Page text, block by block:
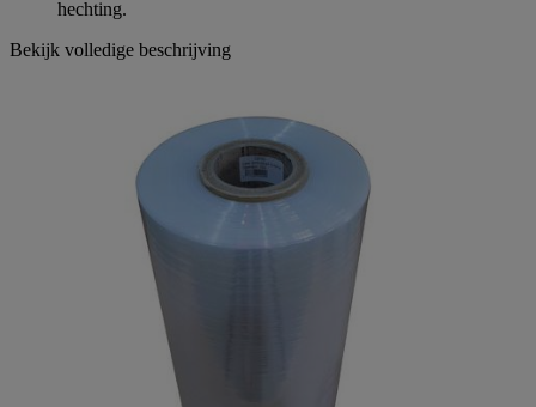
hechting.
Bekijk volledige beschrijving